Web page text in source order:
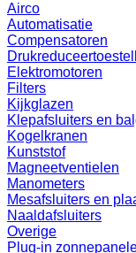
Airco
Automatisatie
Compensatoren
Elektromotoren
Filters
Kijkglazen
Klepafsluiters en
Kogelkranen
Kunststof
Magneetventielen
Manometers
Mesafsluiters en
Naaldafsluiters
Overige
Plug-in